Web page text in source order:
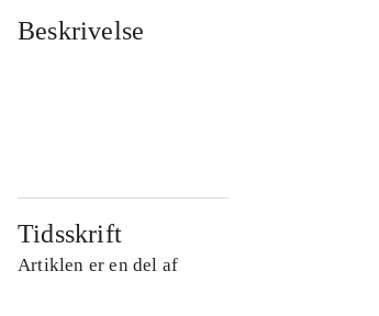
Beskrivelse
Tidsskrift
Artiklen er en del af